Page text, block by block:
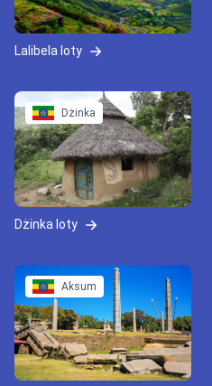
Lalibela loty
Dżinka
Dżinka loty
Aksum